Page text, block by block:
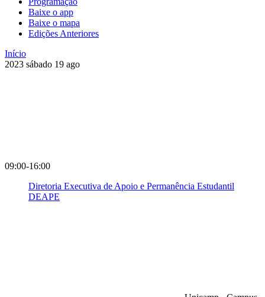
Baixe o app
Baixe o mapa
Edições Anteriores
Início
2023 sábado 19 ago
09:00-16:00
Diretoria Executiva de Apoio e Permanência Estudantil
DEAPE